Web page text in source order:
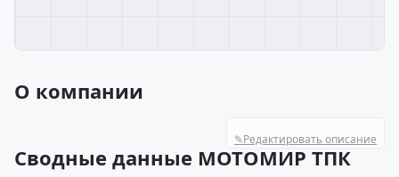
О компании
✎Редактировать описание
Сводные данные МОТОМИР ТПК